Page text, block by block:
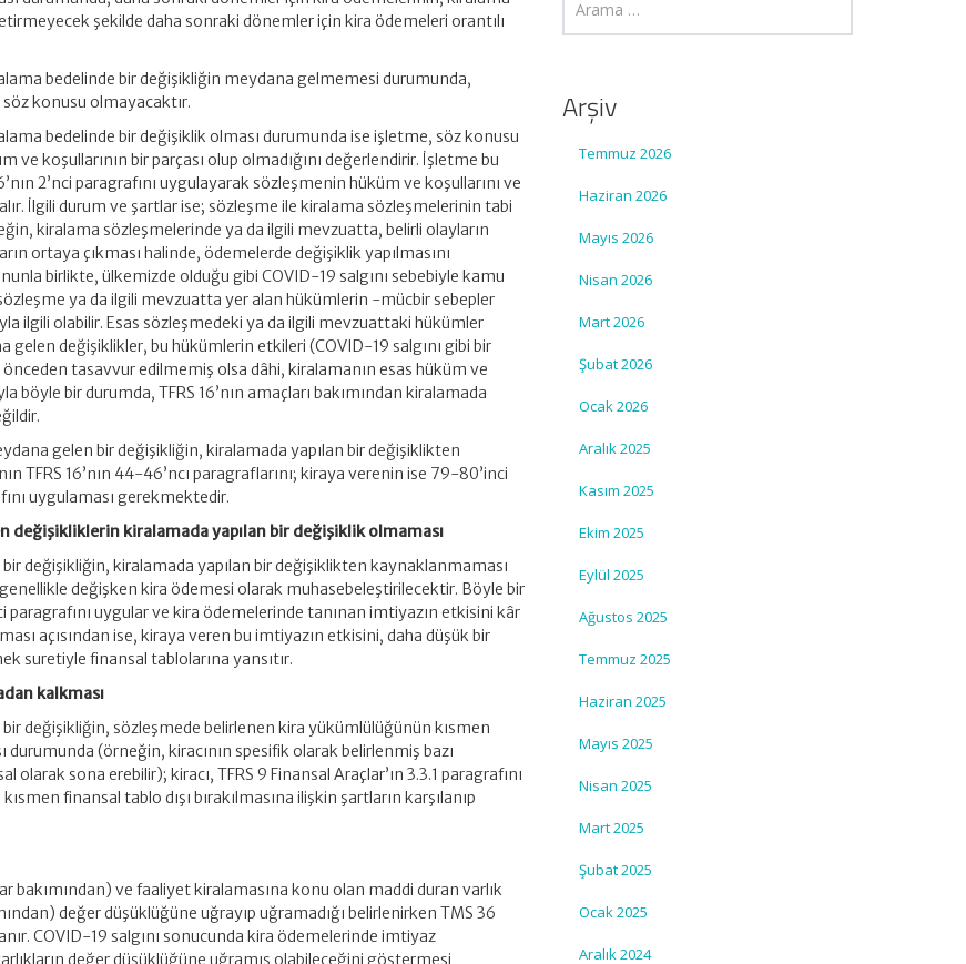
şekilde daha sonraki dönemler için kira ödemeleri orantılı
bedelinde bir değişikliğin meydana gelmemesi durumunda,
konusu olmayacaktır.
bedelinde bir değişiklik olması durumunda ise işletme, söz konusu
ve koşullarının bir parçası olup olmadığını değerlendirir. İşletme bu
2’nci paragrafını uygulayarak sözleşmenin hüküm ve koşullarını ve
İlgili durum ve şartlar ise; sözleşme ile kiralama sözleşmelerinin tabi
kiralama sözleşmelerinde ya da ilgili mevzuatta, belirli olayların
ortaya çıkması halinde, ödemelerde değişiklik yapılmasını
birlikte, ülkemizde olduğu gibi COVID-19 salgını sebebiyle kamu
ya da ilgili mevzuatta yer alan hükümlerin -mücbir sebepler
ilgili olabilir. Esas sözleşmedeki ya da ilgili mevzuattaki hükümler
gelen değişiklikler, bu hükümlerin etkileri (COVID-19 salgını gibi bir
tasavvur edilmemiş olsa dâhi, kiralamanın esas hüküm ve
böyle bir durumda, TFRS 16’nın amaçları bakımından kiralamada
gelen bir değişikliğin, kiralamada yapılan bir değişiklikten
TFRS 16’nın 44-46’ncı paragraflarını; kiraya verenin ise 79-80’inci
uygulaması gerekmektedir.
değişikliklerin kiralamada yapılan bir değişiklik olmaması
değişikliğin, kiralamada yapılan bir değişiklikten kaynaklanmaması
değişken kira ödemesi olarak muhasebeleştirilecektir. Böyle bir
paragrafını uygular ve kira ödemelerinde tanınan imtiyazın etkisini kâr
açısından ise, kiraya veren bu imtiyazın etkisini, daha düşük bir
suretiyle finansal tablolarına yansıtır.
kalkması
değişikliğin, sözleşmede belirlenen kira yükümlülüğünün kısmen
(örneğin, kiracının spesifik olarak belirlenmiş bazı
sona erebilir); kiracı, TFRS 9 Finansal Araçlar’ın 3.3.1 paragrafını
finansal tablo dışı bırakılmasına ilişkin şartların karşılanıp
bakımından) ve faaliyet kiralamasına konu olan maddi duran varlık
değer düşüklüğüne uğrayıp uğramadığı belirlenirken TMS 36
COVID-19 salgını sonucunda kira ödemelerinde imtiyaz
değer düşüklüğüne uğramış olabileceğini göstermesi
Arşiv
Temmuz 2026
Haziran 2026
Mayıs 2026
Nisan 2026
Mart 2026
Şubat 2026
Ocak 2026
Aralık 2025
Kasım 2025
Ekim 2025
Eylül 2025
Ağustos 2025
Temmuz 2025
Haziran 2025
Mayıs 2025
Nisan 2025
Mart 2025
Şubat 2025
Ocak 2025
Aralık 2024